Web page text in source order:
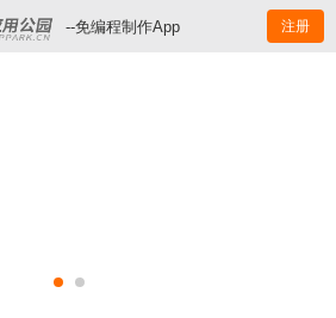
--免编程制作App 注册